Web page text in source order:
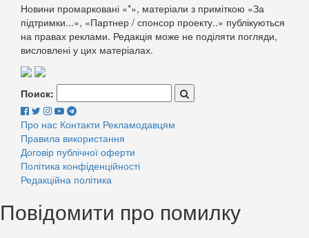
Новини промарковані «*», матеріали з приміткою «За
підтримки...», «Партнер / спонсор проекту..» публікуються
на правах реклами. Редакція може не поділяти погляди,
висловлені у цих матеріалах.
Поиск:
Про нас Контакти Рекламодавцям
Правила використання
Договір публічної оферти
Політика конфіденційності
Редакційна політика
Повідомити про помилку